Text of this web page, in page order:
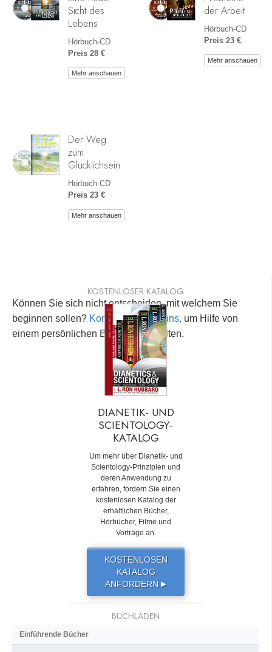
Sicht des
Lebens
Hörbuch-CD
Preis 28 €
Mehr anschauen
der Arbeit
Hörbuch-CD
Preis 23 €
Mehr anschauen
Der Weg
zum
Glücklichsein
Hörbuch-CD
Preis 23 €
Mehr anschauen
Können Sie sich nicht entscheiden, mit welchem Sie
beginnen sollen? Kontaktieren Sie uns, um Hilfe von
einem persönlichen Berater zu erhalten.
KOSTENLOSER KATALOG
DIANETIK- UND
SCIENTOLOGY-
KATALOG
Um mehr über Dianetik- und
Scientology-Prinzipien und
deren Anwendung zu
erfahren, fordern Sie einen
kostenlosen Katalog der
erhältlichen Bücher,
Hörbücher, Filme und
Vorträge an.
KOSTENLOSEN
KATALOG
ANFORDERN ▶
BUCHLADEN
Einführende Bücher